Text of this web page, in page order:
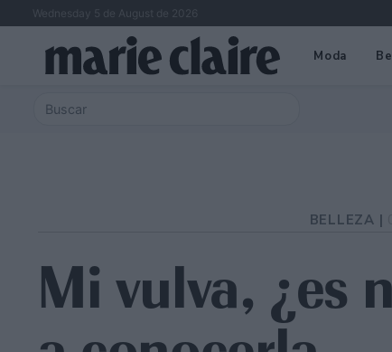
Wednesday 5 de August de 2026
Moda
BELLEZA |
Mi vulva, ¿es